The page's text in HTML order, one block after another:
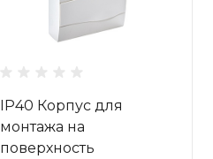
IP40 Корпус для
монтажа на
поверхность